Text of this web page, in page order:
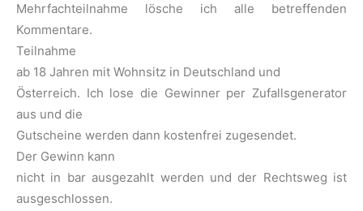
Mehrfachteilnahme lösche ich alle betreffenden
Kommentare.
Teilnahme
ab 18 Jahren mit Wohnsitz in Deutschland und
Österreich. Ich lose die Gewinner per Zufallsgenerator
aus und die
Gutscheine werden dann kostenfrei zugesendet.
Der Gewinn kann
nicht in bar ausgezahlt werden und der Rechtsweg ist
ausgeschlossen.